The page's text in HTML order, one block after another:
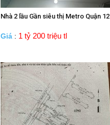
Nhà 2 lầu Gần siêu thị Metro Quận 12
Giá : 1 tỷ 200 triệu tl